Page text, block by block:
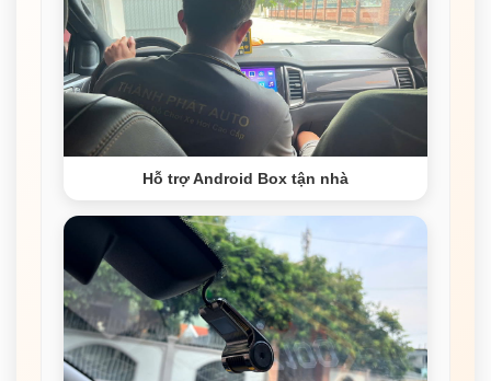
Hỗ trợ Android Box tận nhà